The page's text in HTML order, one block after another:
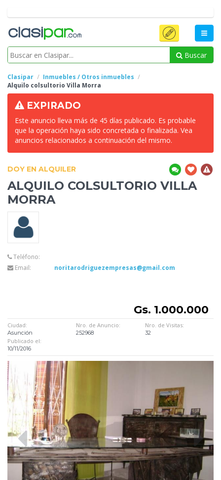
Buscar
Clasipar
Inmuebles / Otros inmuebles
Alquilo colsultorio Villa Morra
EXPIRADO
Este anuncio lleva más de 45 días publicado. Es probable
que la operación haya sido concretada o finalizada. Vea
anuncios relacionados a continuación del mismo.
DOY EN ALQUILER
ALQUILO COLSULTORIO VILLA
MORRA
Teléfono:
Email:
noritarodriguezempresas@gmail.com
Gs. 1.000.000
Ciudad:
Asunción
Nro. de Anuncio:
252968
Nro. de Visitas:
32
Publicado el:
10/11/2016